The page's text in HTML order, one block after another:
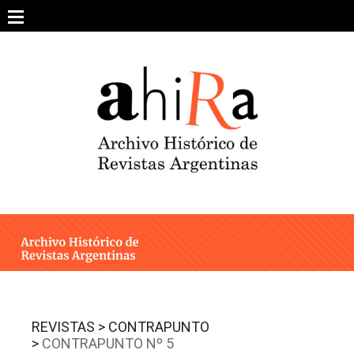
content
ARCHIVO DE REVISTAS
ESTUDIOS CRÍTICOS
INTEGRANTES
CONTACTO
REVISTAS > CONTRAPUNTO
> CONTRAPUNTO Nº 5